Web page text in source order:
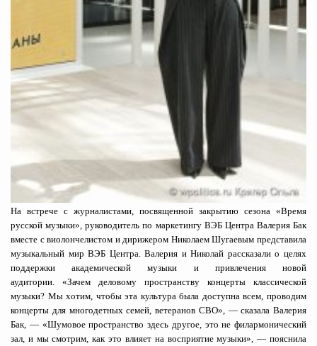
На встрече с журналистами, посвященной закрытию сезона «Время
русской музыки», руководитель по маркетингу ВЭБ Центра Валерия Бак
вместе с виолончелистом и дирижером Николаем Шугаевым представила
музыкальный мир ВЭБ Центра. Валерия и Николай рассказали о целях
поддержки академической музыки и привлечения новой
аудитории. «Зачем деловому пространству концерты классической
музыки? Мы хотим, чтобы эта культура была доступна всем, проводим
концерты для многодетных семей, ветеранов СВО», — сказала Валерия
Бак, — «Шумовое пространство здесь другое, это не филармонический
зал, и мы смотрим, как это влияет на восприятие музыки», — пояснила